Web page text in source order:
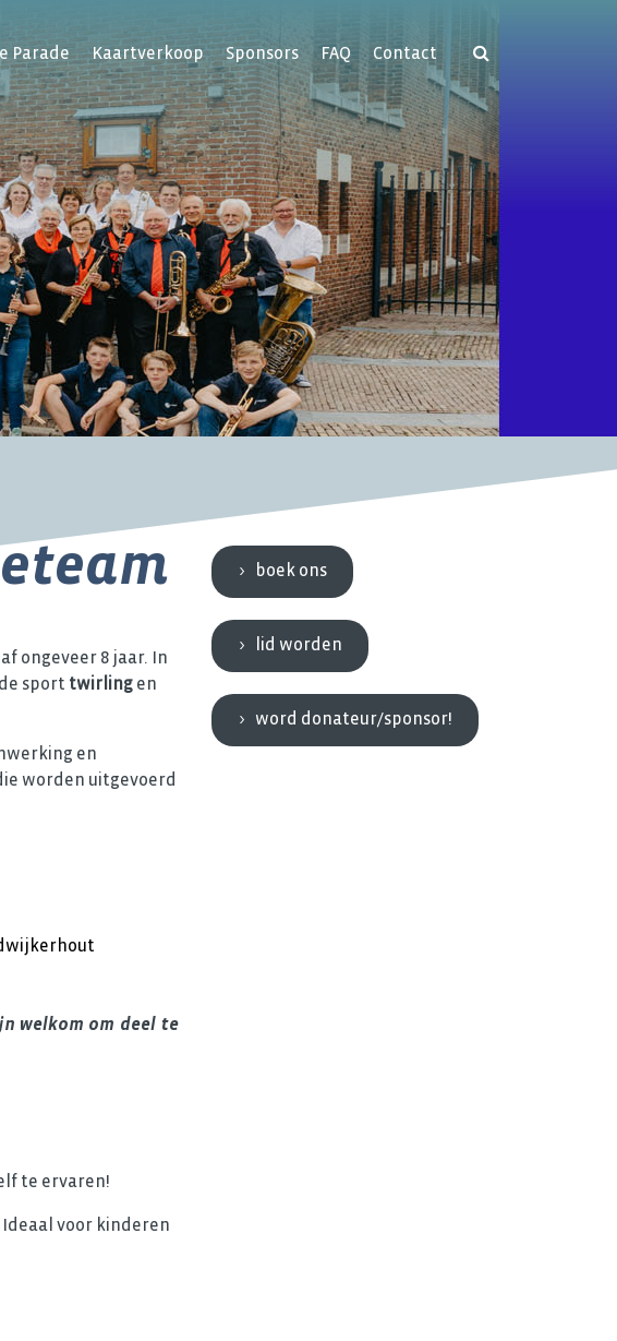
Parade Kaartverkoop Sponsors FAQ Contact
ongeveer 8 jaar. In
sport twirling en
en
worden uitgevoerd
welkom om deel te
te ervaren!
voor kinderen
boek ons
lid worden
word donateur/sponsor!